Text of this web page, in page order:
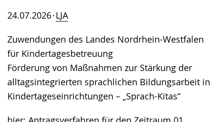
24.07.2026 LJA
Zuwendungen des Landes Nordrhein-Westfalen
für Kindertagesbetreuung
Förderung von Maßnahmen zur Stärkung der
alltagsintegrierten sprachlichen Bildungsarbeit in
Kindertageseinrichtungen – „Sprach-Kitas“